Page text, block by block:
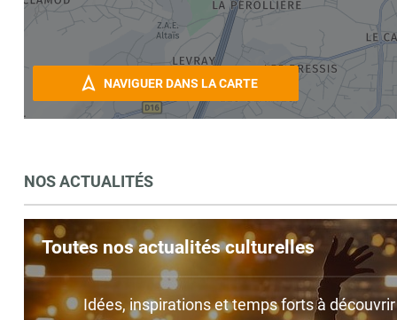
NAVIGUER DANS LA CARTE
NOS ACTUALITÉS
Toutes nos actualités culturelles
Idées, inspirations et temps forts à